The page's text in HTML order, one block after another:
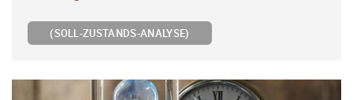
(SOLL-ZUSTANDS-ANALYSE)